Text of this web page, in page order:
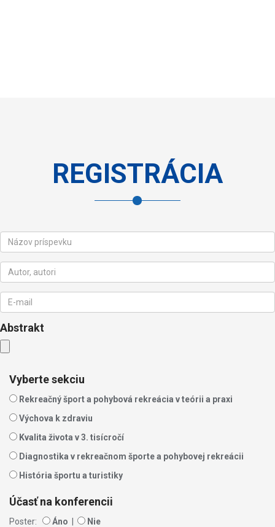
REGISTRÁCIA
Abstrakt
Vyberte sekciu
Rekreačný šport a pohybová rekreácia v teórii a praxi
Výchova k zdraviu
Kvalita života v 3. tisícročí
Diagnostika v rekreačnom športe a pohybovej rekreácii
História športu a turistiky
Účasť na konferencii
Poster: Áno Nie